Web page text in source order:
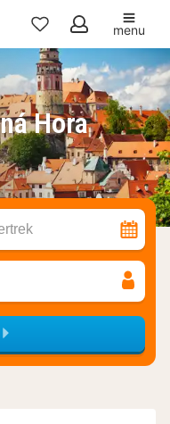
Mijn
favorieten
menu
Hora